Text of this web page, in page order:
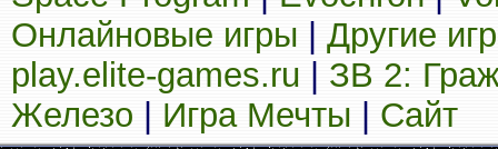
Онлайновые игры
Другие
play.elite-games.ru
ЗВ 2:
Железо
Игра Мечты Сайт